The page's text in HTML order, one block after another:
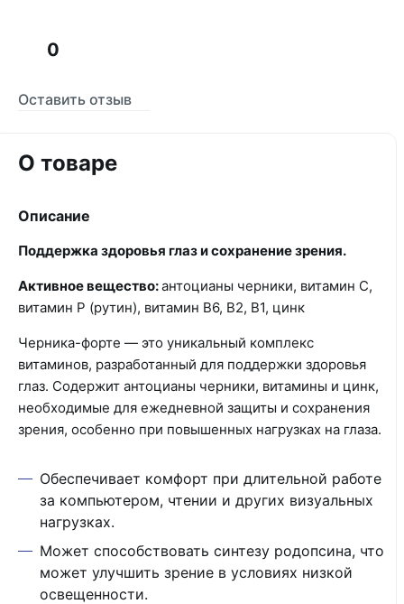
0
Оставить отзыв
О товаре
Описание
Поддержка здоровья глаз и сохранение зрения.
Активное вещество:антоцианы черники, витамин С,
витамин Р (рутин), витамин В6, В2, В1, цинк
Черника-форте — это уникальный комплекс
витаминов, разработанный для поддержки здоровья
глаз. Содержит антоцианы черники, витамины и цинк,
необходимые для ежедневной защиты и сохранения
зрения, особенно при повышенных нагрузках на глаза.
Обеспечивает комфорт при длительной работе
за компьютером, чтении и других визуальных
нагрузках.
Может способствовать синтезу родопсина, что
может улучшить зрение в условиях низкой
освещенности.